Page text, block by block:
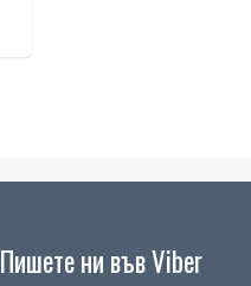
Пишете ни